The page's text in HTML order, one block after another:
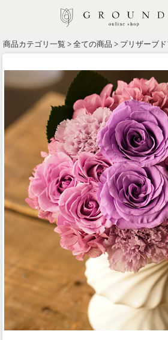
商品カテゴリ一覧 > 全ての商品 > プリザーブ